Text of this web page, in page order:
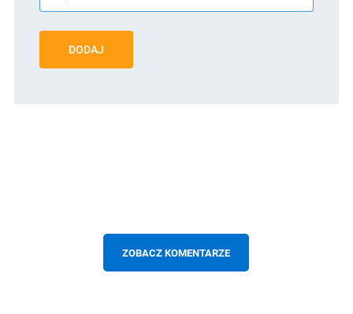
DODAJ
ZOBACZ KOMENTARZE